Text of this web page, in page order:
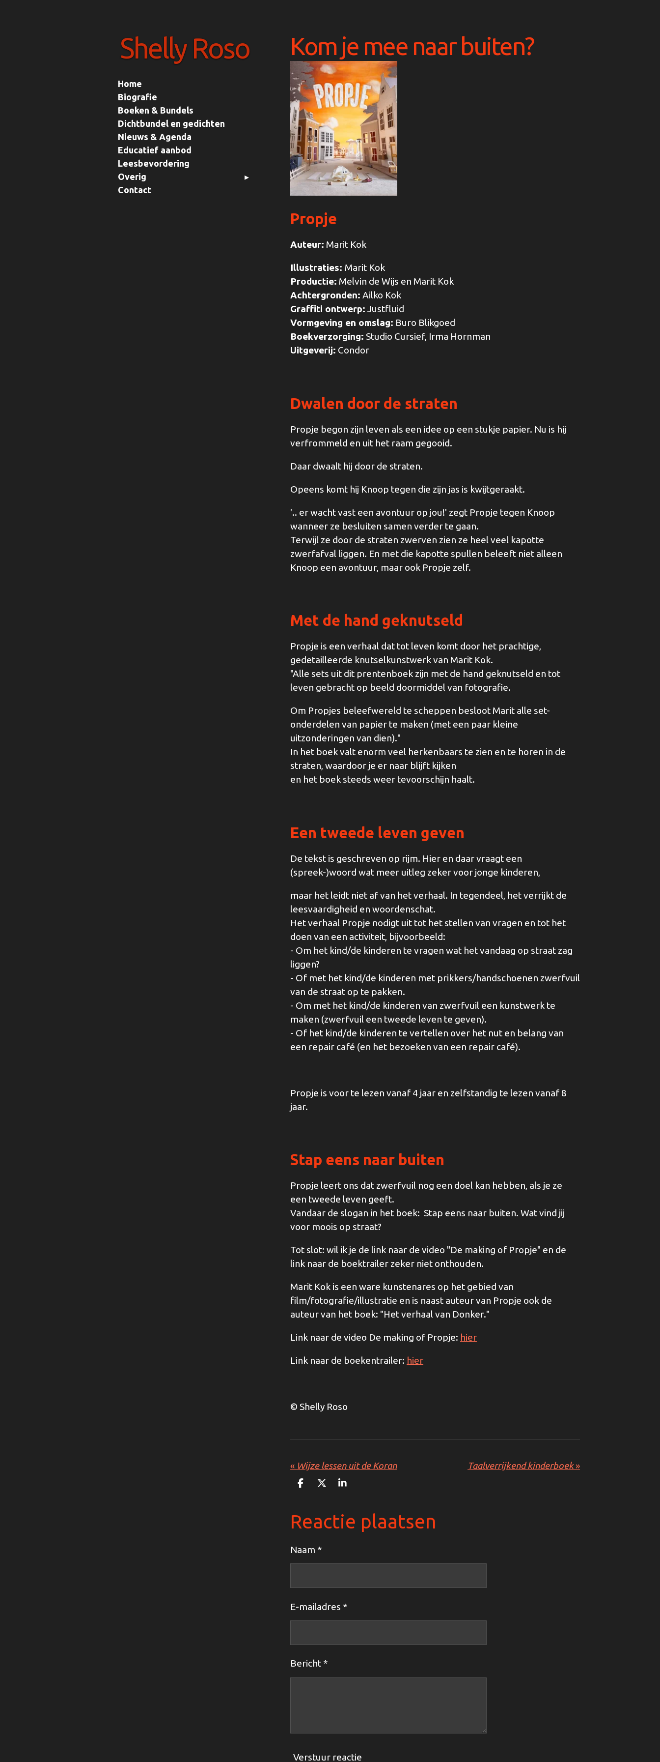
Kom je mee naar buiten?
Propje
Auteur: Marit Kok
Illustraties: Marit Kok
Productie: Melvin de Wijs en Marit Kok
Achtergronden: Ailko Kok
Graffiti ontwerp: Justfluid
Vormgeving en omslag: Buro Blikgoed
Boekverzorging: Studio Cursief, Irma Hornman
Uitgeverij: Condor
Dwalen door de straten
Propje begon zijn leven als een idee op een stukje papier. Nu is hij
verfrommeld en uit het raam gegooid.
Daar dwaalt hij door de straten.
Opeens komt hij Knoop tegen die zijn jas is kwijtgeraakt.
'.. er wacht vast een avontuur op jou!' zegt Propje tegen Knoop
wanneer ze besluiten samen verder te gaan.
Terwijl ze door de straten zwerven zien ze heel veel kapotte
zwerfafval liggen. En met die kapotte spullen beleeft niet alleen
Knoop een avontuur, maar ook Propje zelf.
Met de hand geknutseld
Propje is een verhaal dat tot leven komt door het prachtige,
gedetailleerde knutselkunstwerk van Marit Kok.
"Alle sets uit dit prentenboek zijn met de hand geknutseld en tot
leven gebracht op beeld doormiddel van fotografie.
Om Propjes beleefwereld te scheppen besloot Marit alle set-
onderdelen van papier te maken (met een paar kleine
uitzonderingen van dien)."
In het boek valt enorm veel herkenbaars te zien en te horen in de
straten, waardoor je er naar blijft kijken
en het boek steeds weer tevoorschijn haalt.
Een tweede leven geven
De tekst is geschreven op rijm. Hier en daar vraagt een
(spreek-)woord wat meer uitleg zeker voor jonge kinderen,
maar het leidt niet af van het verhaal. In tegendeel, het verrijkt de
leesvaardigheid en woordenschat.
Het verhaal Propje nodigt uit tot het stellen van vragen en tot het
doen van een activiteit, bijvoorbeeld:
- Om het kind/de kinderen te vragen wat het vandaag op straat zag
liggen?
- Of met het kind/de kinderen met prikkers/handschoenen zwerfvuil
van de straat op te pakken.
- Om met het kind/de kinderen van zwerfvuil een kunstwerk te
maken (zwerfvuil een tweede leven te geven).
- Of het kind/de kinderen te vertellen over het nut en belang van
een repair café (en het bezoeken van een repair café).
Propje is voor te lezen vanaf 4 jaar en zelfstandig te lezen vanaf 8
jaar.
Stap eens naar buiten
Propje leert ons dat zwerfvuil nog een doel kan hebben, als je ze
een tweede leven geeft.
Vandaar de slogan in het boek: Stap eens naar buiten. Wat vind jij
voor moois op straat?
Tot slot: wil ik je de link naar de video "De making of Propje" en de
link naar de boektrailer zeker niet onthouden.
Marit Kok is een ware kunstenares op het gebied van
film/fotografie/illustratie en is naast auteur van Propje ook de
auteur van het boek: "Het verhaal van Donker."
Link naar de video De making of Propje: hier
Link naar de boekentrailer: hier
© Shelly Roso
« Wijze lessen uit de Koran Taalverrijkend kinderboek »
D
e
n
D
S
r
e
Reactie plaatsen
Naam *
E-mailadres *
Bericht *
Verstuur reactie
Shelly Roso
Home
Biografie
Boeken & Bundels
Dichtbundel en gedichten
Nieuws & Agenda
Educatief aanbod
Leesbevordering
Overig
Contact